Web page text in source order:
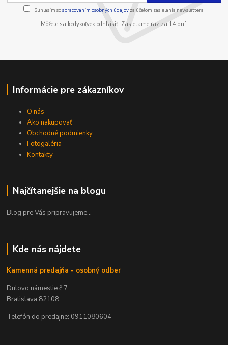
Súhlasím sospracovaním osobných údajov za účelom zasielania newslettera.
Môžete sa kedykoľvek odhlásiť. Zasielame raz za 14 dní.
Informácie pre zákazníkov
O nás
Ako nakupovať
Obchodné podmienky
Fotogaléria
Kontakty
Najčítanejšie na blogu
Blog pre Vás pripravujeme...
Kde nás nájdete
Kamenná predajňa - osobný odber
Dulovo námestie č.7
Bratislava 82108
Telefón do predajne: 0911080604